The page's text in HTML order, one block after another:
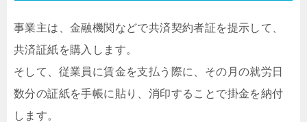
事業主は、金融機関などで共済契約者証を提示して、
共済証紙を購入します。
そして、従業員に賃金を支払う際に、その月の就労日
数分の証紙を手帳に貼り、消印することで掛金を納付
します。